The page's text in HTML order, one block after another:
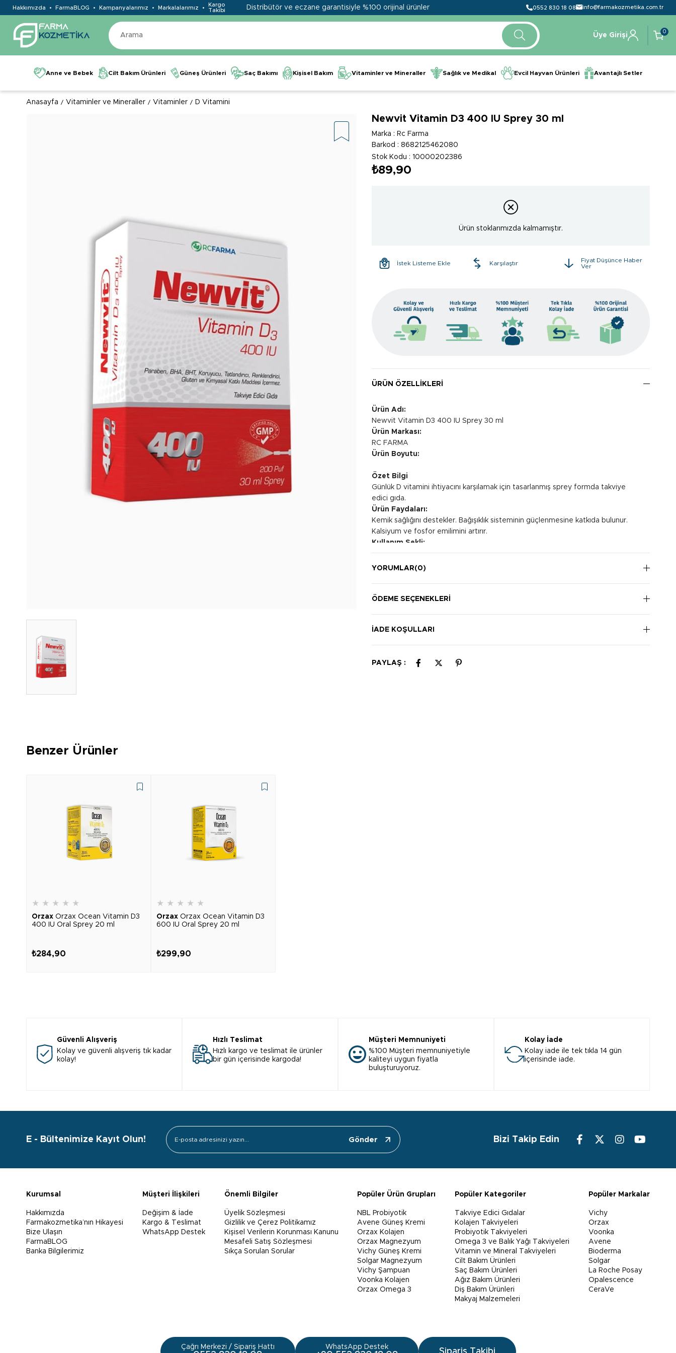
Hakkımızda FarmaBLOG Kampanyalarımız Markalalarımız
Kargo
Takibi
Distribütör ve eczane garantisiyle %100 orijinal ürünler 0552 830 18 08 info@farmakozmetika.com.tr
Üye Girişi
0
Anne ve Bebek Cilt Bakım Ürünleri Güneş Ürünleri Saç Bakımı Kişisel Bakım Vitaminler ve Mineraller Sağlık ve Medikal Evcil Hayvan Ürünleri Avantajlı Setler
Anasayfa Vitaminler ve Mineraller Vitaminler D Vitamini
Newvit Vitamin D3 400 IU Sprey 30 ml
Marka : Rc Farma
Barkod : 8682125462080
Stok Kodu
10000202386
₺89,90
Ürün stoklarımızda kalmamıştır.
İstek Listeme Ekle Karşılaştır
Fiyat Düşünce Haber
Ver
ÜRÜN ÖZELLIKLERI
Ürün Adı:
Newvit Vitamin D3 400 IU Sprey 30 ml
Ürün Markası:
RC FARMA
Ürün Boyutu:
Özet Bilgi
Günlük D vitamini ihtiyacını karşılamak için tasarlanmış sprey formda takviye
edici gıda.
Ürün Faydaları:
Kemik sağlığını destekler. Bağışıklık sisteminin güçlenmesine katkıda bulunur.
Kalsiyum ve fosfor emilimini artırır.
Kullanım Şekli:
Tercihen yemekle birlikte günde bir sprey, ağız içine sıkılarak kullanılmalıdır.
YORUMLAR(0)
ÖDEME SEÇENEKLERI
İADE KOŞULLARI
PAYLAŞ :
Benzer Ürünler
★ ★ ★ ★ ★
Orzax Orzax Ocean Vitamin D3
400 IU Oral Sprey 20 ml
₺284,90
★ ★ ★ ★ ★
Orzax Orzax Ocean Vitamin D3
600 IU Oral Sprey 20 ml
₺299,90
Güvenli Alışveriş
Kolay ve güvenli alışveriş tık kadar
kolay!
Hızlı Teslimat
Hızlı kargo ve teslimat ile ürünler
bir gün içerisinde kargoda!
Müşteri Memnuniyeti
%100 Müşteri memnuniyetiyle
kaliteyi uygun fiyatla
buluşturuyoruz.
Kolay İade
Kolay iade ile tek tıkla 14 gün
içerisinde iade.
E - Bültenimize Kayıt Olun! Gönder Bizi Takip Edin
Kurumsal
Hakkımızda
Farmakozmetika’nın Hikayesi
Bize Ulaşın
FarmaBLOG
Banka Bilgilerimiz
Müşteri İlişkileri
Değişim & İade
Kargo & Teslimat
WhatsApp Destek
Önemli Bilgiler
Üyelik Sözleşmesi
Gizlilik ve Çerez Politikamız
Kişisel Verilerin Korunması Kanunu
Mesafeli Satış Sözleşmesi
Sıkça Sorulan Sorular
Popüler Ürün Grupları
NBL Probiyotik
Avene Güneş Kremi
Orzax Kolajen
Orzax Magnezyum
Vichy Güneş Kremi
Solgar Magnezyum
Vichy Şampuan
Voonka Kolajen
Orzax Omega 3
Popüler Kategoriler
Takviye Edici Gıdalar
Kolajen Takviyeleri
Probiyotik Takviyeleri
Omega 3 ve Balık Yağı Takviyeleri
Vitamin ve Mineral Takviyeleri
Cilt Bakım Ürünleri
Saç Bakım Ürünleri
Ağız Bakım Ürünleri
Diş Bakım Ürünleri
Makyaj Malzemeleri
Popüler Markalar
Vichy
Orzax
Voonka
Avene
Bioderma
Solgar
La Roche Posay
Opalescence
CeraVe
Çağrı Merkezi / Sipariş Hattı WhatsApp Destek